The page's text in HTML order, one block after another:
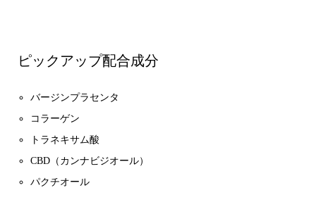
ピックアップ配合成分
バージンプラセンタ
コラーゲン
トラネキサム酸
CBD（カンナビジオール）
パクチオール